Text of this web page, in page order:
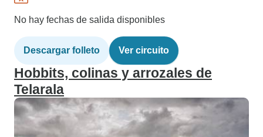
No hay fechas de salida disponibles
Descargar folleto Ver circuito
Hobbits, colinas y arrozales de
Telarala